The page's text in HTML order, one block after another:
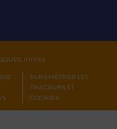
JUIVES
PARAMÉTRER LES
TRACEURS ET
COOKIES